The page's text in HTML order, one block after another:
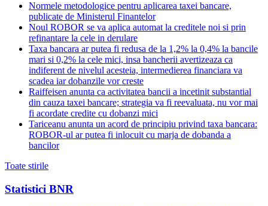
Normele metodologice pentru aplicarea taxei bancare,
publicate de Ministerul Finantelor
Noul ROBOR se va aplica automat la creditele noi si prin
refinantare la cele in derulare
Taxa bancara ar putea fi redusa de la 1,2% la 0,4% la bancile
mari si 0,2% la cele mici, insa bancherii avertizeaza ca
indiferent de nivelul acesteia, intermedierea financiara va
scadea iar dobanzile vor creste
Raiffeisen anunta ca activitatea bancii a incetinit substantial
din cauza taxei bancare; strategia va fi reevaluata, nu vor mai
fi acordate credite cu dobanzi mici
Tariceanu anunta un acord de principiu privind taxa bancara:
ROBOR-ul ar putea fi inlocuit cu marja de dobanda a
bancilor
Toate stirile
Statistici BNR